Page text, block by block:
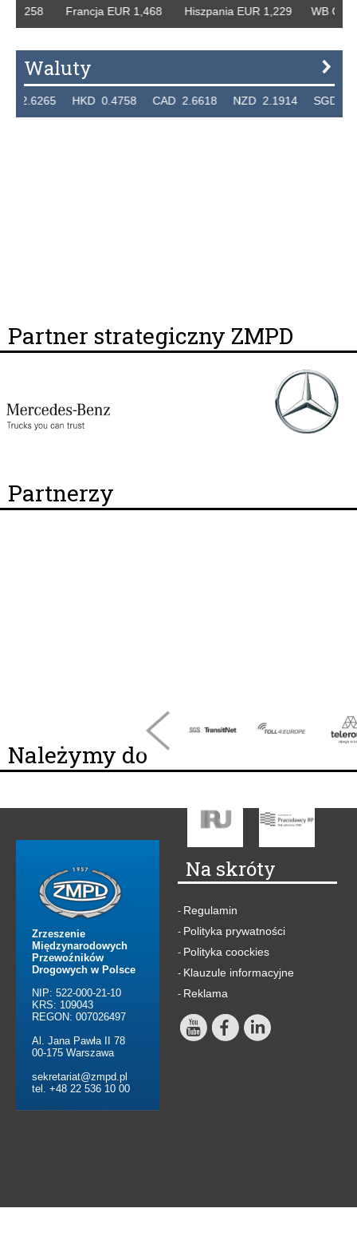
Francja EUR 1,468 Hiszpania EUR 1,229 WB GBP
Waluty
HKD 0.4758 CAD 2.6618 NZD 2.1914 SGD
Partner strategiczny ZMPD
Partnerzy
Należymy do
Zrzeszenie
Międzynarodowych
Przewoźników
Drogowych w Polsce
NIP: 522-000-21-10
KRS: 109043
REGON: 007026497
Al. Jana Pawła II 78
00-175 Warszawa
sekretariat@zmpd.pl
tel. +48 22 536 10 00
Na skróty
- Regulamin
- Polityka prywatności
- Polityka coockies
- Klauzule informacyjne
- Reklama